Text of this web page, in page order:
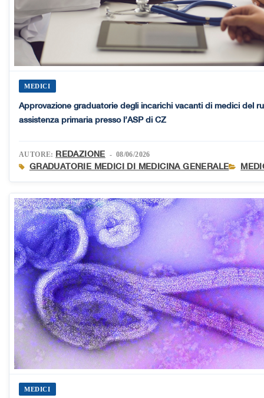
MEDICI
Approvazione graduatorie degli incarichi vacanti di medici del
assistenza primaria presso l’ASP di CZ
AUTORE: REDAZIONE - 08/06/2026
GRADUATORIE MEDICI DI MEDICINA GENERALE
MEDICI